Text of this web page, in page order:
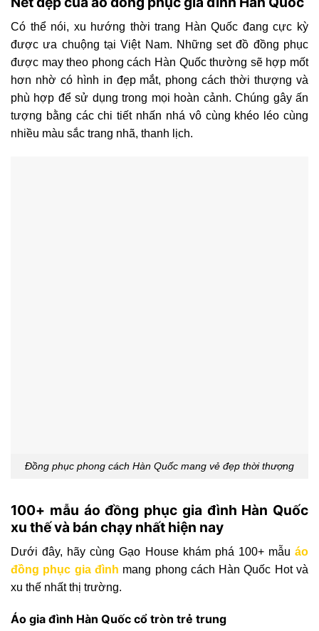
Có thể nói, xu hướng thời trang Hàn Quốc đang cực kỳ
được ưa chuộng tại Việt Nam. Những set đồ đồng phục
được may theo phong cách Hàn Quốc thường sẽ hợp mốt
hơn nhờ có hình in đẹp mắt, phong cách thời thượng và
phù hợp để sử dụng trong mọi hoàn cảnh.Chúng gây ấn
tượng bằng cácchi tiết nhấn nhá vô cùng khéo léo cùng
nhiều màu sắc trang nhã, thanh lịch.
Đồng phục phong cách Hàn Quốc mang vẻ đẹp thời thượng
100+ mẫu áo đồng phục gia đình Hàn Quốc
xu thế và bán chạy nhất hiện nay
Dưới đây, hãy cùng Gạo House khám phá 100+ mẫu áo
đồng phục gia đình mang phong cách Hàn Quốc Hot và
xu thế nhất thị trường.
Áo gia đình Hàn Quốc cổ tròn trẻ trung